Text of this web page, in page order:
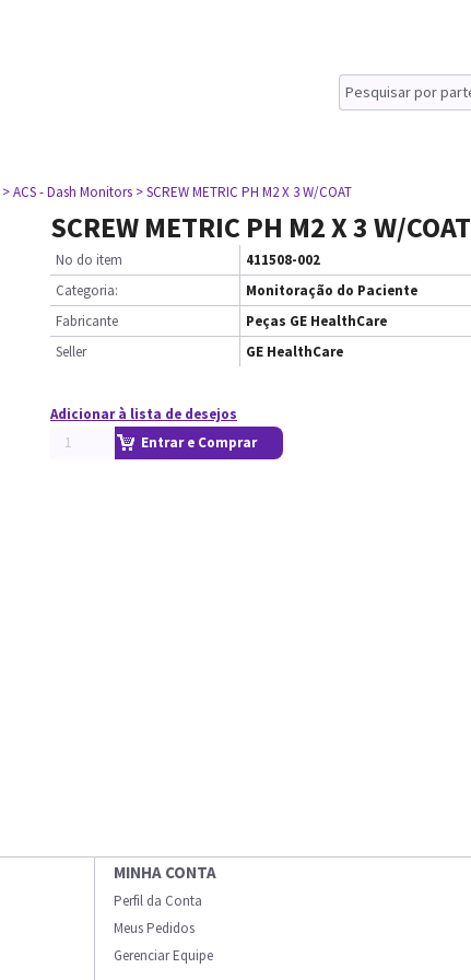
> ACS - Dash Monitors > SCREW METRIC PH M2 X 3 W/COAT
SCREW METRIC PH M2 X 3 W/COAT
No do item
411508-002
Categoria:
Monitoração do Paciente
Fabricante
Peças GE HealthCare
Seller
GE HealthCare
Adicionar à lista de desejos
Entrar e Comprar
MINHA CONTA
Perfil da Conta
Meus Pedidos
Gerenciar Equipe